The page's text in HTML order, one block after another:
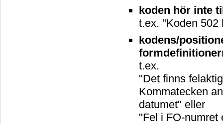
koden hör inte
t.ex. "Koden 502
kodens/
t.ex.
"Det finns
Kommatecken
datumet" eller
"Fel i FO-numret